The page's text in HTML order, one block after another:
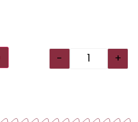
- +
Alternative: